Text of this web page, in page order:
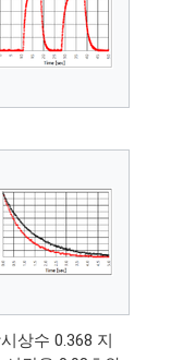
상수 0.368 지